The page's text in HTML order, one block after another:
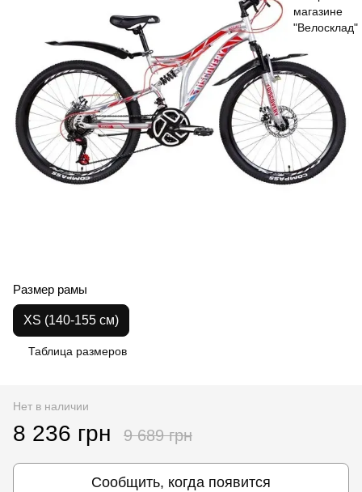
Размер рамы
XS (140-155 см)
Таблица размеров
Нет в наличии
8 236 грн 9 689 грн
Сообщить, когда появится